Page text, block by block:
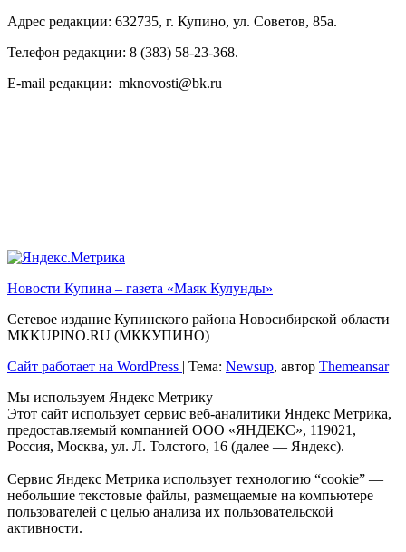
Адрес редакции: 632735, г. Купино, ул. Советов, 85а.
Телефон редакции: 8 (383) 58-23-368.
E-mail редакции: mknovosti@bk.ru
Новости Купина – газета «Маяк Кулунды»
Сетевое издание Купинского района Новосибирской области
МКKUPINO.RU (МККУПИНО)
Сайт работает на WordPress
Тема: Newsup, автор Themeansar
Мы используем Яндекс Метрику
Этот сайт использует сервис веб-аналитики Яндекс Метрика,
предоставляемый компанией ООО «ЯНДЕКС», 119021,
Россия, Москва, ул. Л. Толстого, 16 (далее — Яндекс).
Сервис Яндекс Метрика использует технологию “cookie” —
небольшие текстовые файлы, размещаемые на компьютере
пользователей с целью анализа их пользовательской
активности.